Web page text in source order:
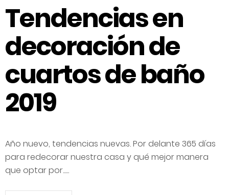
Tendencias en
decoración de
cuartos de baño
2019
Año nuevo, tendencias nuevas. Por delante 365 días
para redecorar nuestra casa y qué mejor manera
que optar por......